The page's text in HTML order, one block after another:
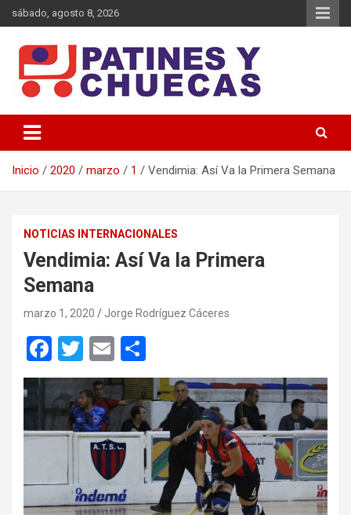
Saltar
al
sábado, agosto 8, 2026
Patines y Chuecas
Inicio 2020 marzo 1 Vendimia: Así Va la Primera Semana
NOTICIAS INTERNACIONALES
Vendimia: Así Va la Primera
Semana
marzo 1, 2020 Jorge Rodríguez Cáceres
F
a
ce
b
k
T
wi
tt
er
E
m
ail
o
m
p
ar
tir